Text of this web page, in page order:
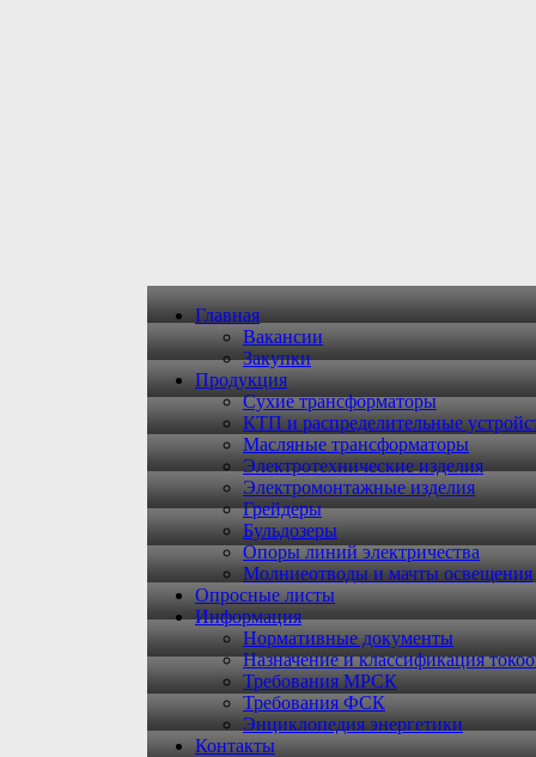
Главная
Вакансии
Закупки
Продукция
Сухие трансформаторы
КТП и распределительные
Масляные трансформаторы
Электротехнические изделия
Электромонтажные изделия
Грейдеры
Бульдозеры
Опоры линий электричества
Молниеотводы и мачты освещения
Опросные листы
Информация
Нормативные документы
Назначение и классификация
Требования МРСК
Требования ФСК
Энциклопедия энергетики
Контакты